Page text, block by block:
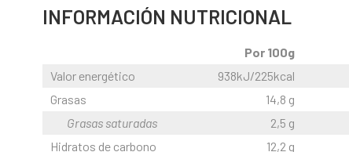
INFORMACIÓN NUTRICIONAL
Por 100g
Valor energético
938kJ/225kcal
Grasas
14,8 g
Grasas saturadas
2,5 g
Hidratos de carbono
12,2 g